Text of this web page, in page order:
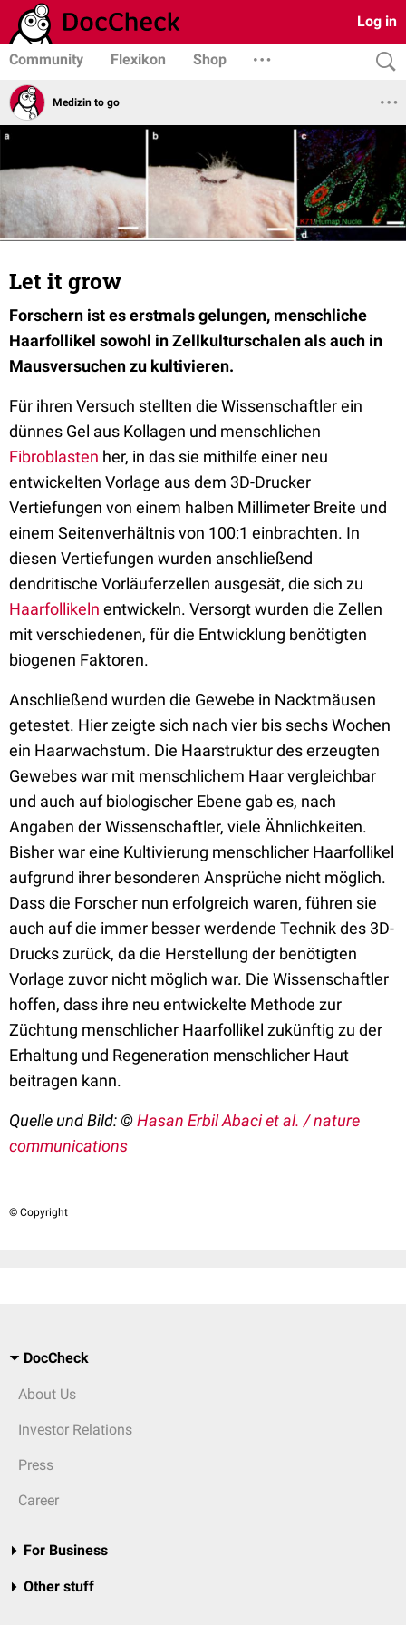
Log in
Community Flexikon Shop
Medizin to go
Let it grow
Forschern ist es erstmals gelungen, menschliche
Haarfollikel sowohl in Zellkulturschalen als auch in
Mausversuchen zu kultivieren.
Für ihren Versuch stellten die Wissenschaftler ein
dünnes Gel aus Kollagen und menschlichen
Fibroblasten her, in das sie mithilfe einer neu
entwickelten Vorlage aus dem 3D-Drucker
Vertiefungen von einem halben Millimeter Breite und
einem Seitenverhältnis von 100:1 einbrachten. In
diesen Vertiefungen wurden anschließend
dendritische Vorläuferzellen ausgesät, die sich zu
Haarfollikeln entwickeln. Versorgt wurden die Zellen
mit verschiedenen, für die Entwicklung benötigten
biogenen Faktoren.
Anschließend wurden die Gewebe in Nacktmäusen
getestet. Hier zeigte sich nach vier bis sechs Wochen
ein Haarwachstum. Die Haarstruktur des erzeugten
Gewebes war mit menschlichem Haar vergleichbar
und auch auf biologischer Ebene gab es, nach
Angaben der Wissenschaftler, viele Ähnlichkeiten.
Bisher war eine Kultivierung menschlicher Haarfollikel
aufgrund ihrer besonderen Ansprüche nicht möglich.
Dass die Forscher nun erfolgreich waren, führen sie
auch auf die immer besser werdende Technik des 3D-
Drucks zurück, da die Herstellung der benötigten
Vorlage zuvor nicht möglich war. Die Wissenschaftler
hoffen, dass ihre neu entwickelte Methode zur
Züchtung menschlicher Haarfollikel zukünftig zu der
Erhaltung und Regeneration menschlicher Haut
beitragen kann.
Quelle und Bild: ©Hasan Erbil Abaci et al. / nature
communications
© Copyright
DocCheck
About Us
Investor Relations
Press
Career
For Business
Other stuff